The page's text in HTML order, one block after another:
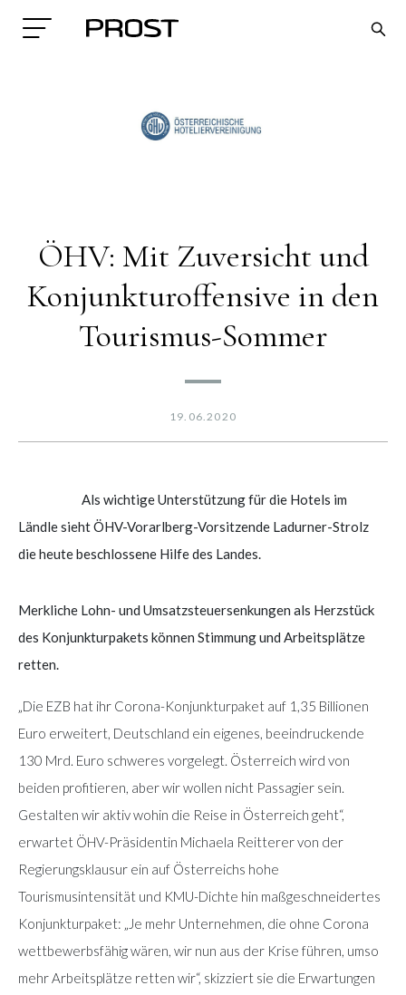
Search
ÖHV: Mit Zuversicht und
Konjunkturoffensive in den
Tourismus-Sommer
19.06.2020
Als wichtige Unterstützung für die Hotels im
Ländle sieht ÖHV-Vorarlberg-Vorsitzende Ladurner-Strolz
die heute beschlossene Hilfe des Landes.
Merkliche Lohn- und Umsatzsteuersenkungen als Herzstück
des Konjunkturpakets können Stimmung und Arbeitsplätze
retten.
„Die EZB hat ihr Corona-Konjunkturpaket auf 1,35 Billionen
Euro erweitert, Deutschland ein eigenes, beeindruckende
130 Mrd. Euro schweres vorgelegt. Österreich wird von
beiden profitieren, aber wir wollen nicht Passagier sein.
Gestalten wir aktiv wohin die Reise in Österreich geht“,
erwartet ÖHV-Präsidentin Michaela Reitterer von der
Regierungsklausur ein auf Österreichs hohe
Tourismusintensität und KMU-Dichte hin maßgeschneidertes
Konjunkturpaket: „Je mehr Unternehmen, die ohne Corona
wettbewerbsfähig wären, wir nun aus der Krise führen, umso
mehr Arbeitsplätze retten wir“, skizziert sie die Erwartungen